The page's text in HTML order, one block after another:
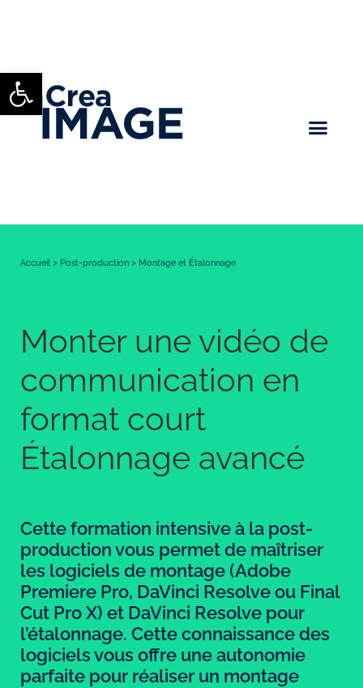
Ouvrir la barre d’outils
Accueil > Post-production > Montage et Étalonnage
Monter une vidéo de
communication en
format court
Étalonnage avancé
Cette formation intensive à la post-
production vous permet de maîtriser
les logiciels de montage (Adobe
Premiere Pro, DaVinci Resolve ou Final
Cut Pro X) et DaVinci Resolve pour
l’étalonnage. Cette connaissance des
logiciels vous offre une autonomie
parfaite pour réaliser un montage